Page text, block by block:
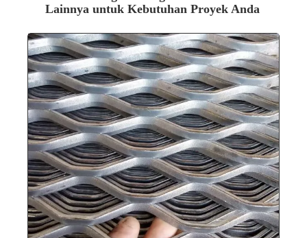
Lainnya untuk Kebutuhan Proyek Anda